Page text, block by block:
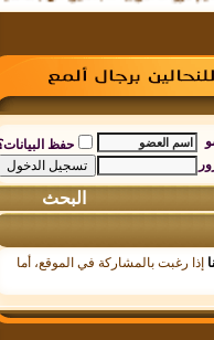
حفظ البيانات؟
البحث
رغبت بالمشاركة في الموقع، أما